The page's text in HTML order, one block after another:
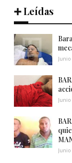
➕ Leídas
Junio
Junio
Junio